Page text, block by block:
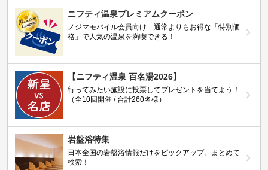
ニフティ温泉プレミアムクーポン
ノジマモバイル会員向け 通常よりもお得な「特別価
格」で人気の温泉を満喫できる！
【ニフティ温泉 百名湯2026】
行ってみたい施設に投票してプレゼントを当てよう！
（全10回開催 / 合計260名様）
岩盤浴特集
日本全国の岩盤浴情報だけをピックアップ。まとめて
検索！